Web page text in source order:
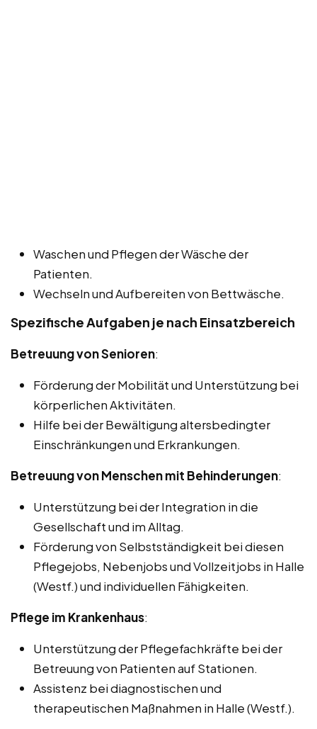
Waschen und Pflegen der Wäsche der
Patienten.
Wechseln und Aufbereiten von Bettwäsche.
Spezifische Aufgaben je nach Einsatzbereich
Betreuung von Senioren:
Förderung der Mobilität und Unterstützung bei
körperlichen Aktivitäten.
Hilfe bei der Bewältigung altersbedingter
Einschränkungen und Erkrankungen.
Betreuung von Menschen mit Behinderungen:
Unterstützung bei der Integration in die
Gesellschaft und im Alltag.
Förderung von Selbstständigkeit bei diesen
Pflegejobs, Nebenjobs und Vollzeitjobs in Halle
(Westf.) und individuellen Fähigkeiten.
Pflege im Krankenhaus:
Unterstützung der Pflegefachkräfte bei der
Betreuung von Patienten auf Stationen.
Assistenz bei diagnostischen und
therapeutischen Maßnahmen in Halle (Westf.).